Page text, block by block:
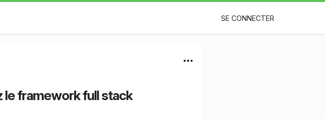
SE CONNECTER
le framework full stack